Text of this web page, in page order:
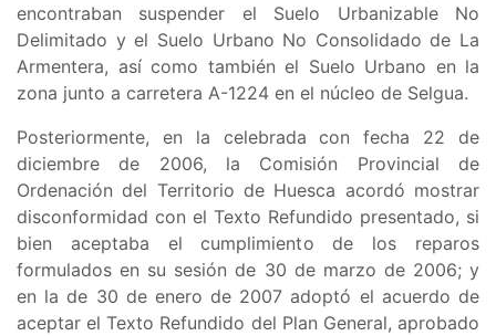
encontraban suspender el Suelo Urbanizable No
Delimitado y el Suelo Urbano No Consolidado de La
Armentera, así como también el Suelo Urbano en la
zona junto a carretera A-1224 en el núcleo de Selgua.
Posteriormente, en la celebrada con fecha 22 de
diciembre de 2006, la Comisión Provincial de
Ordenación del Territorio de Huesca acordó mostrar
disconformidad con el Texto Refundido presentado, si
bien aceptaba el cumplimiento de los reparos
formulados en su sesión de 30 de marzo de 2006; y
en la de 30 de enero de 2007 adoptó el acuerdo de
aceptar el Texto Refundido del Plan General, aprobado